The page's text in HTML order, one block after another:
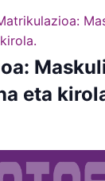
eta